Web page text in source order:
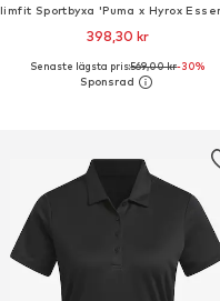
398,30 kr
Tillgängliga storlekar: XS, S, M, L, XL
Senaste lägsta pris:569,00 kr-30%